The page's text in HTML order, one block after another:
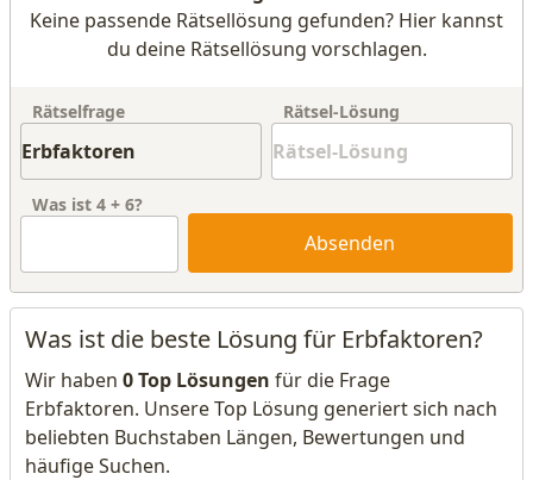
Keine passende Rätsellösung gefunden? Hier kannst
du deine Rätsellösung vorschlagen.
Rätselfrage Rätsel-Lösung
Was ist 4 + 6?
Absenden
Was ist die beste Lösung für Erbfaktoren?
Wir haben 0 Top Lösungen für die Frage
Erbfaktoren. Unsere Top Lösung generiert sich nach
beliebten Buchstaben Längen, Bewertungen und
häufige Suchen.